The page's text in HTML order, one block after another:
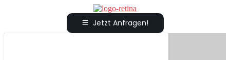
Jetzt Anfragen!